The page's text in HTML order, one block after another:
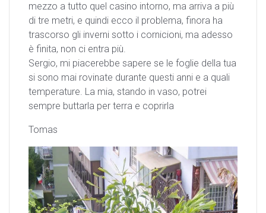
mezzo a tutto quel casino intorno, ma arriva a più
di tre metri, e quindi ecco il problema, finora ha
trascorso gli inverni sotto i cornicioni, ma adesso
è finita, non ci entra più.
Sergio, mi piacerebbe sapere se le foglie della tua
si sono mai rovinate durante questi anni e a quali
temperature. La mia, stando in vaso, potrei
sempre buttarla per terra e coprirla
Tomas